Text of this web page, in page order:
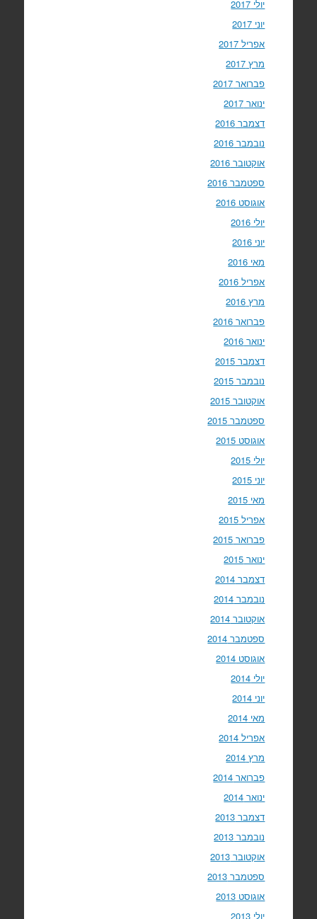
יולי 2017
יוני 2017
אפריל 2017
מרץ 2017
פברואר 2017
ינואר 2017
דצמבר 2016
נובמבר 2016
אוקטובר 2016
ספטמבר 2016
אוגוסט 2016
יולי 2016
יוני 2016
מאי 2016
אפריל 2016
מרץ 2016
פברואר 2016
ינואר 2016
דצמבר 2015
נובמבר 2015
אוקטובר 2015
ספטמבר 2015
אוגוסט 2015
יולי 2015
יוני 2015
מאי 2015
אפריל 2015
פברואר 2015
ינואר 2015
דצמבר 2014
נובמבר 2014
אוקטובר 2014
ספטמבר 2014
אוגוסט 2014
יולי 2014
יוני 2014
מאי 2014
אפריל 2014
מרץ 2014
פברואר 2014
ינואר 2014
דצמבר 2013
נובמבר 2013
אוקטובר 2013
ספטמבר 2013
אוגוסט 2013
יולי 2013